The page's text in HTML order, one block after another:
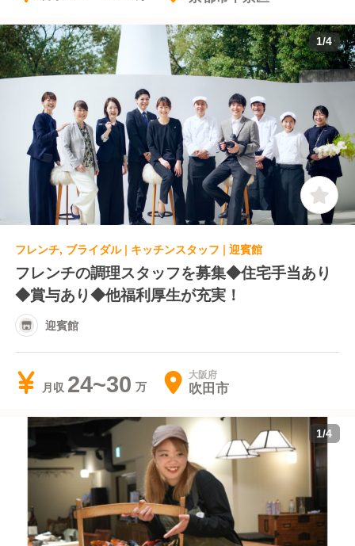
1/4
フレンチ, ブライダル | キッチンスタッフ | 迎賓館
フレンチの調理スタッフを募集◆住宅手当あり
◆賞与あり◆他福利厚生が充実！
迎賓館
月収 24~30 大阪府
吹田市
1/4